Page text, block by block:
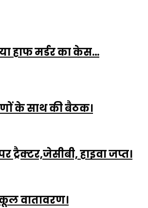
हाफ मर्डर का केस…
के साथ की बैठक।
हाइवा जप्त।
वातावरण।